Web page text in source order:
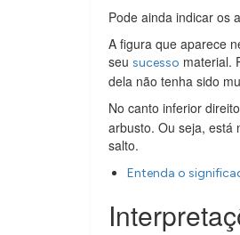
Pode ainda indicar os
A figura que aparece
seu sucesso material.
dela não tenha sido
No canto inferior
arbusto. Ou seja, está
salto.
Entenda o